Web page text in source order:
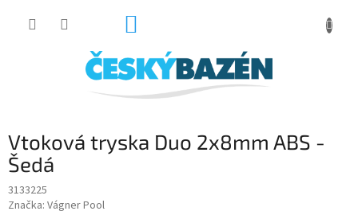
Vtoková tryska Duo 2x8mm ABS -
Šedá
3133225
Značka: Vágner Pool